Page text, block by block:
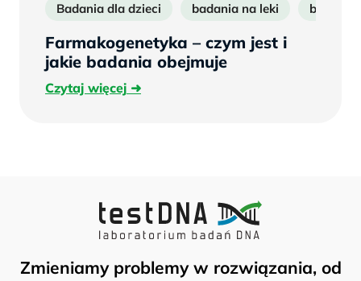
Badania dla dzieci badania na leki badanie
Farmakogenetyka – czym jest i
jakie badania obejmuje
Czytaj więcejCzytaj
Zmieniamy problemy w rozwiązania, od